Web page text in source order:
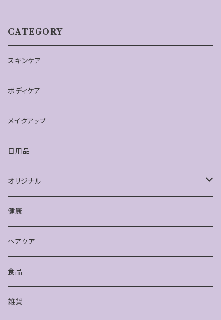
CATEGORY
スキンケア
ボディケア
メイクアップ
日用品
オリジナル
健康
アクセサリー
健康
ヘアケア
食品
雑貨